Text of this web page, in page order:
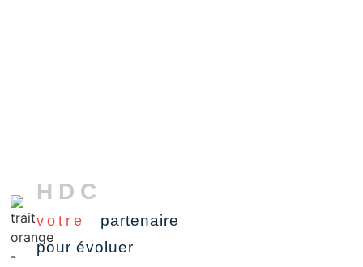
HDC
votre
partenaire
pour évoluer